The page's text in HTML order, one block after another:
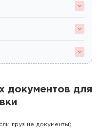
документов для
груз не документы)